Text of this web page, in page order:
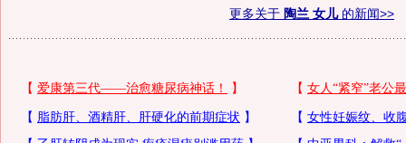
更多关于 陶兰 女儿的新闻>>